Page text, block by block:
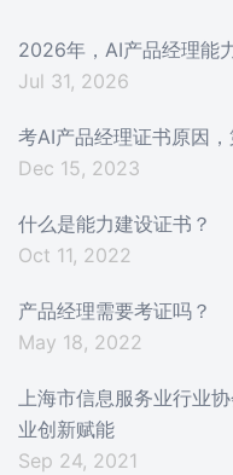
2026年，AI产品经理能
Jul 31, 2026
考AI产品经理证书原因
Dec 15, 2023
什么是能力建设证书？
Oct 11, 2022
产品经理需要考证吗？
May 18, 2022
上海市信息服务业行业
业创新赋能
Sep 24, 2021